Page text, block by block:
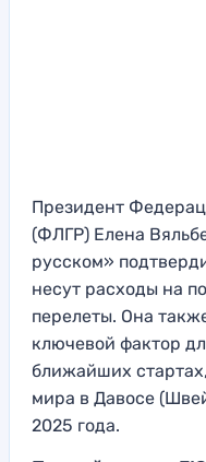
Президент
(ФЛГР) Елена
русском»
несут расходы на
перелеты. Она
ключевой фактор
ближайших
мира в Давосе
2025 года.